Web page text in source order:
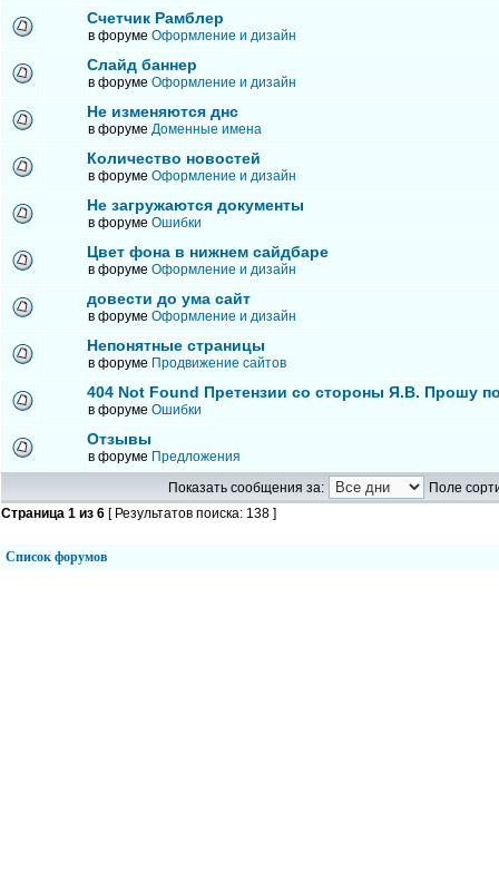
Счетчик Рамблер
в форуме Оформление и дизайн
Слайд баннер
в форуме Оформление и дизайн
Не изменяются днс
в форуме Доменные имена
Количество новостей
в форуме Оформление и дизайн
Не загружаются документы
в форуме Ошибки
Цвет фона в нижнем сайдбаре
в форуме Оформление и дизайн
довести до ума сайт
в форуме Оформление и дизайн
Непонятные страницы
в форуме Продвижение сайтов
404 Not Found Претензии со стороны Я.В. Прошу
в форуме Ошибки
Отзывы
в форуме Предложения
Показать сообщения за:
Поле
Страница 1 из 6 [ Результатов поиска: 138 ]
Список форумов